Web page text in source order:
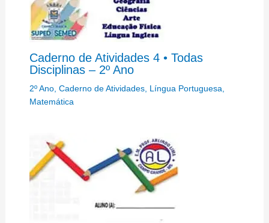
Caderno de Atividades 4 • Todas
Disciplinas – 2º Ano
2º Ano, Caderno de Atividades, Língua Portuguesa
Matemática